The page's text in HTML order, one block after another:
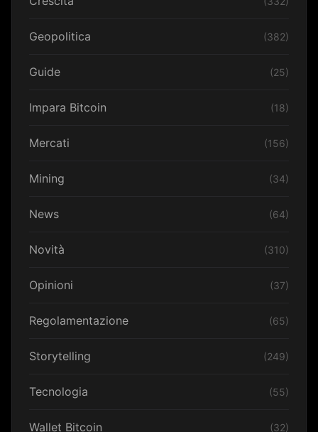
Geopolitica (382)
Guide (25)
Impara Bitcoin (18)
Mercati (156)
Mining (34)
News (64)
Novità (310)
Opinioni (37)
Regolamentazione (65)
Storytelling (249)
Tecnologia (55)
Wallet Bitcoin (32)